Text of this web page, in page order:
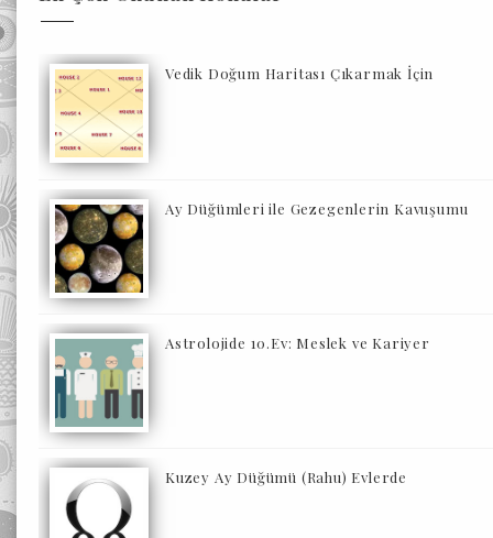
Vedik Doğum Haritası Çıkarmak İçin
Ay Düğümleri ile Gezegenlerin Kavuşumu
Astrolojide 10.Ev: Meslek ve Kariyer
Kuzey Ay Düğümü (Rahu) Evlerde